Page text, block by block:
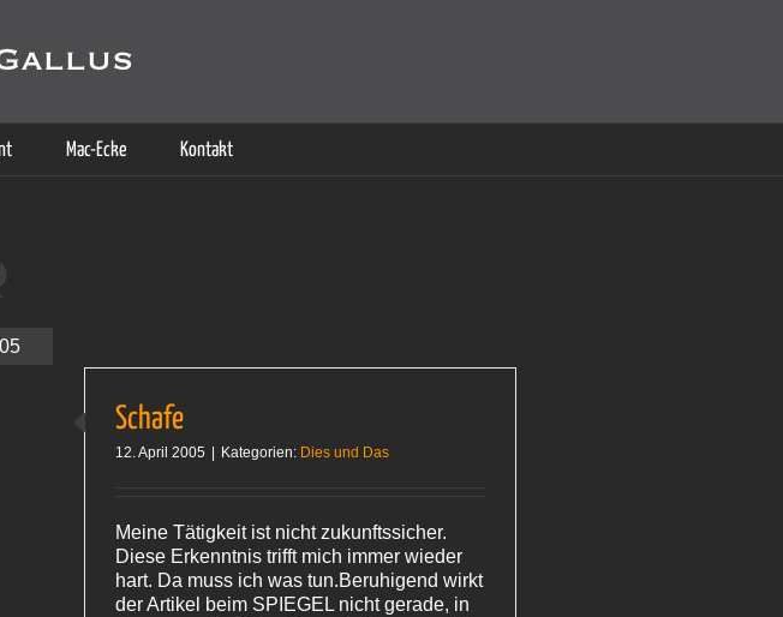
Mac-Ecke Kontakt
Schafe
12. April 2005 Kategorien: Dies und Das
Meine Tätigkeit ist nicht zukunftssicher.
Diese Erkenntnis trifft mich immer wieder
hart. Da muss ich was tun.Beruhigend wirkt
der Artikel beim SPIEGEL nicht gerade, in
erklären Sie sich damit einverstanden, dass Cookies gesetzt werden.